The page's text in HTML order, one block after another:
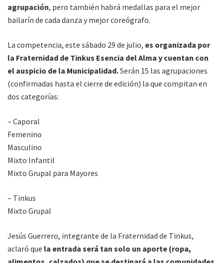
agrupación, pero también habrá medallas para el mejor
bailarín de cada danza y mejor coreógrafo.
La competencia, este sábado 29 de julio, es organizada por
la Fraternidad de Tinkus Esencia del Alma y cuentan con
el auspicio de la Municipalidad.Serán 15 las agrupaciones
(confirmadas hasta el cierre de edición) la que compitan en
dos categorías:
– Caporal
Femenino
Masculino
Mixto Infantil
Mixto Grupal para Mayores
– Tinkus
Mixto Grupal
Jesús Guerrero, integrante de la Fraternidad de Tinkus,
aclaró que la entrada será tan solo un aporte (ropa,